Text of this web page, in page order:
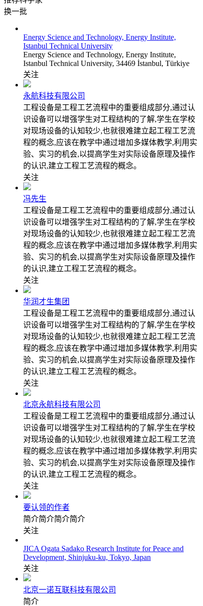
换一批
Energy Science and Technology, Energy Institute,
Istanbul Technical University
Energy Science and Technology, Energy Institute,
Istanbul Technical University, 34469 İstanbul, Türkiye
关注
永航科技有限公司
工程设备是工程工艺流程中的重要组成部分,通过认
识设备可以增强学生对工程结构的了解,学生在学校
对现场设备的认知较少,也就很难建立起工程工艺流
程的概念,应该在教学中通过增加多媒体教学,利用实
验、实习的机会,以提高学生对实际设备原理及操作
的认识,建立工程工艺流程的概念。
关注
冯先生
工程设备是工程工艺流程中的重要组成部分,通过认
识设备可以增强学生对工程结构的了解,学生在学校
对现场设备的认知较少,也就很难建立起工程工艺流
程的概念,应该在教学中通过增加多媒体教学,利用实
验、实习的机会,以提高学生对实际设备原理及操作
的认识,建立工程工艺流程的概念。
关注
华润才生集团
工程设备是工程工艺流程中的重要组成部分,通过认
识设备可以增强学生对工程结构的了解,学生在学校
对现场设备的认知较少,也就很难建立起工程工艺流
程的概念,应该在教学中通过增加多媒体教学,利用实
验、实习的机会,以提高学生对实际设备原理及操作
的认识,建立工程工艺流程的概念。
关注
北京永航科技有限公司
工程设备是工程工艺流程中的重要组成部分,通过认
识设备可以增强学生对工程结构的了解,学生在学校
对现场设备的认知较少,也就很难建立起工程工艺流
程的概念,应该在教学中通过增加多媒体教学,利用实
验、实习的机会,以提高学生对实际设备原理及操作
的认识,建立工程工艺流程的概念。
关注
要认领的作者
简介简介简介简介
关注
JICA Ogata Sadako Research Institute for Peace and
Development, Shinjuku-ku, Tokyo, Japan
关注
北京一诺互联科技有限公司
简介